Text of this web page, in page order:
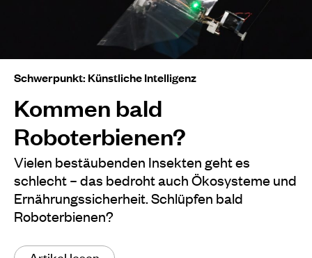
Schwerpunkt: Künstliche Intelligenz
Kommen bald
Roboterbienen?
Vielen bestäubenden Insekten geht es
schlecht – das bedroht auch Ökosysteme und
Ernährungssicherheit. Schlüpfen bald
Roboterbienen?